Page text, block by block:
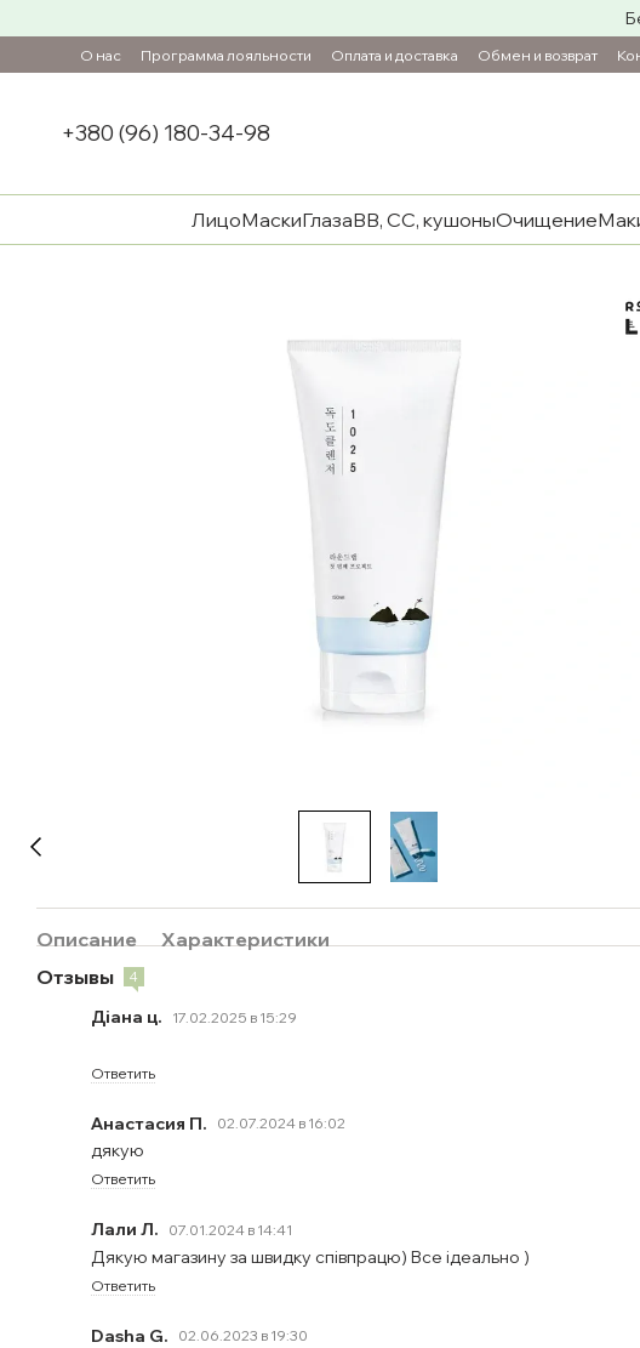
О нас Программа лояльности Оплата и доставка Обмен и возврат
+380 (96) 180-34-98
ЛицоМаскиГлазаВВ, СС, кушоныОчищение
Описание
Характеристики
Отзывы
4
Діана ц. 17.02.2025 в 15:29
Ответить
Анастасия П. 02.07.2024 в 16:02
дякую
Ответить
Лали Л. 07.01.2024 в 14:41
Дякую магазину за швидку співпрацю) Все ідеально )
Ответить
Dasha G. 02.06.2023 в 19:30